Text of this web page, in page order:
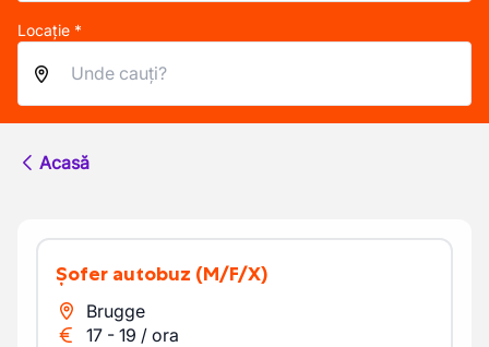
Locație *
Acasă
Șofer autobuz (M/F/X)
Brugge
17 - 19 / ora